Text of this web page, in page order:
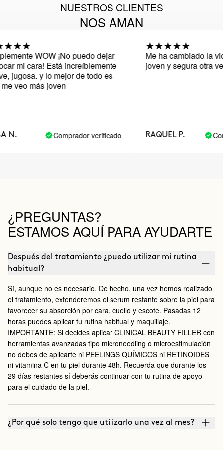
NUESTROS CLIENTES
NOS AMAN
WOW ¡No puedo dejar
mi cara! Está increíblemente
jugosa. y lo mejor de todo es
veo más joven
Comprador verificado
Me ha cambiado la
joven y segura otra vez
RAQUEL P.
¿PREGUNTAS?
ESTAMOS AQUÍ PARA AYUDARTE
Después del tratamiento ¿puedo utilizar mi rutina
habitual?
Sí, aunque no es necesario. De hecho, una vez hemos realizado
el tratamiento, extenderemos el serum restante sobre la piel para
favorecer su absorción por cara, cuello y escote. Pasadas 12
horas puedes aplicar tu rutina habitual y maquillaje.
IMPORTANTE: Si decides aplicar CLINICAL BEAUTY FILLER con
herramientas avanzadas tipo microneedling o microestimulación
no debes de aplicarte ni PEELINGS QUÍMICOS ni RETINOIDES
ni vitamina C en tu piel durante 48h. Recuerda que durante los
29 días restantes sí deberás continuar con tu rutina de apoyo
para el cuidado de la piel.
¿Por qué solo tengo que utilizarlo una vez al mes?